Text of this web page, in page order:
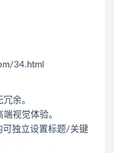
34.html
余。
视觉体验。
可独立设置标题/关键